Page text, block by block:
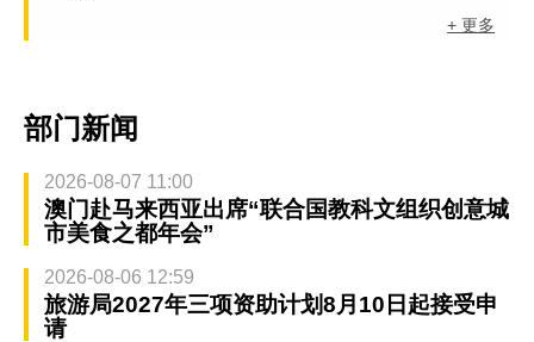
+ 更多
部门新闻
2026-08-07 11:00
澳门赴马来西亚出席“联合国教科文组织创意城
市美食之都年会”
2026-08-06 12:59
旅游局2027年三项资助计划8月10日起接受申
请